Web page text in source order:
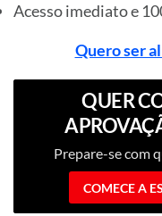
Acesso imediato e
Quero ser
QUER
Prepare-se com
COMECE A